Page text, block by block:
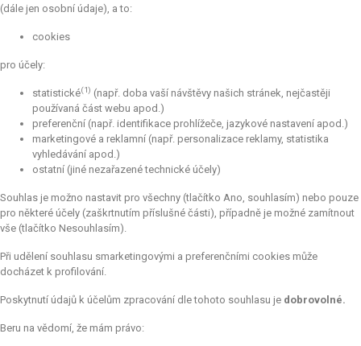
(dále jen osobní údaje), a to:
cookies
pro účely:
statistické(1) (např. doba vaší návštěvy našich stránek, nejčastěji
používaná část webu apod.)
preferenční (např. identifikace prohlížeče, jazykové nastavení apod.)
marketingové a reklamní (např. personalizace reklamy, statistika
vyhledávání apod.)
ostatní (jiné nezařazené technické účely)
Souhlas je možno nastavit pro všechny (tlačítko Ano, souhlasím) nebo pouze
pro některé účely (zaškrtnutím příslušné části), případně je možné zamítnout
vše (tlačítko Nesouhlasím).
Při udělení souhlasu smarketingovými a preferenčními cookies může
docházet k profilování.
Poskytnutí údajů k účelům zpracování dle tohoto souhlasu je dobrovolné.
Beru na vědomí, že mám právo: